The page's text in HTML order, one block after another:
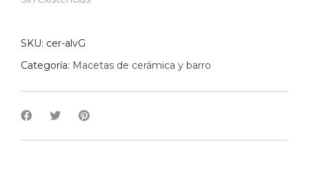
SKU: cer-alvG
Categoría: Macetas de cerámica y barro